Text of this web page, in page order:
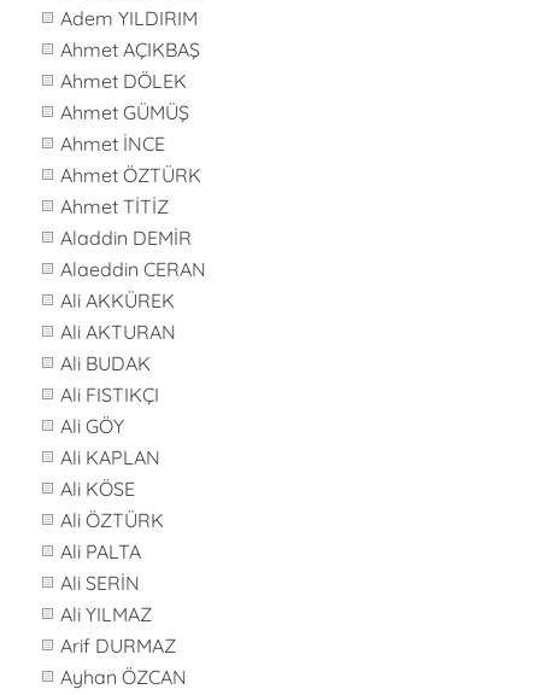
Adem YILDIRIM
Ahmet AÇIKBAŞ
Ahmet DÖLEK
Ahmet GÜMÜŞ
Ahmet İNCE
Ahmet ÖZTÜRK
Ahmet TİTİZ
Aladdin DEMİR
Alaeddin CERAN
Ali AKKÜREK
Ali AKTURAN
Ali BUDAK
Ali FISTIKÇI
Ali GÖY
Ali KAPLAN
Ali KÖSE
Ali ÖZTÜRK
Ali PALTA
Ali SERİN
Ali YILMAZ
Arif DURMAZ
Ayhan ÖZCAN